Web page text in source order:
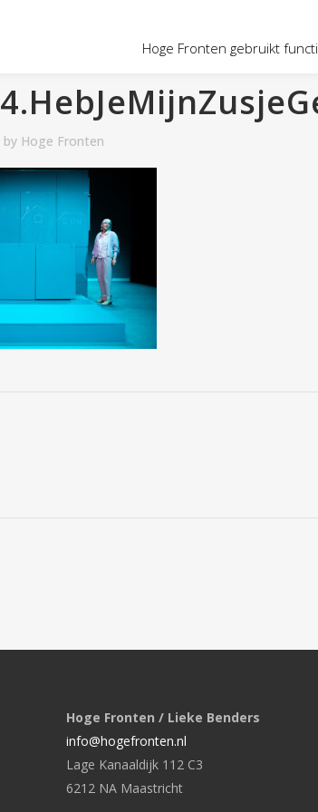
by Hoge Fronten
Hoge Fronten / Lieke Benders
info@hogefronten.nl
Lage Kanaaldijk 112 C3
6212 NA Maastricht
Hoge Fronten gebruikt